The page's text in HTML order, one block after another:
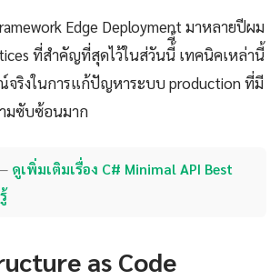
Edge Deployment มาหลายปีผม
ที่สำคัญที่สุดไว้ในส่วันนี้ี้ เทคนิคเหล่านี้
จริงในการแก้ปัญหาระบบ production ที่มี
มซับซ้อนมาก
ดูเพิ่มเติมเรื่อง C# Minimal API Best
as Code